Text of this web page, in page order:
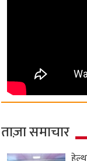
ताज़ा समाचार